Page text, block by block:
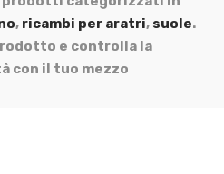
, ricambi per aratri, suole.
e controlla la
con il tuo mezzo